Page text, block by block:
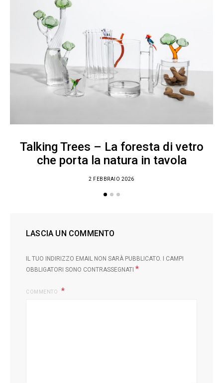
Talking Trees – La foresta di vetro
che porta la natura in tavola
2 FEBBRAIO 2026
LASCIA UN COMMENTO
IL TUO INDIRIZZO EMAIL NON SARÀ PUBBLICATO.
I CAMPI
OBBLIGATORI SONO CONTRASSEGNATI *
COMMENTO